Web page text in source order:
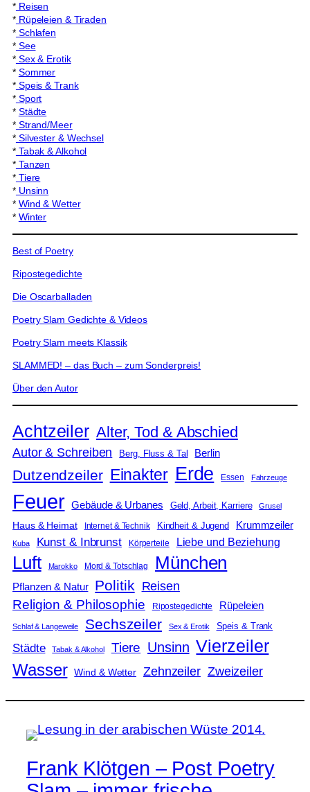
*Reisen
*Rüpeleien & Tiraden
*Schlafen
*See
*Sex & Erotik
* Sommer
*Speis & Trank
*Sport
* Städte
*Strand/Meer
*Silvester & Wechsel
*Tabak & Alkohol
*Tanzen
*Tiere
*Unsinn
* Wind & Wetter
* Winter
Best of Poetry
Ripostegedichte
Die Oscarballaden
Poetry Slam Gedichte & Videos
Poetry Slam meets Klassik
SLAMMED! – das Buch – zum Sonderpreis!
Über den Autor
Achtzeiler Alter, Tod & Abschied
Autor & Schreiben Berg, Fluss & Tal Berlin
Dutzendzeiler Einakter Erde Essen Fahrzeuge
Feuer Gebäude & Urbanes Geld, Arbeit, Karriere Grusel
Haus & Heimat Internet & Technik Kindheit & Jugend Krummzeiler
Kuba Kunst & Inbrunst Körperteile Liebe und Beziehung
Luft Marokko Mord & Totschlag München
Pflanzen & Natur Politik Reisen
Religion & Philosophie Ripostegedichte Rüpeleien
Schlaf & Langeweile Sechszeiler Sex & Erotik Speis & Trank
Städte Tabak & Alkohol Tiere Unsinn Vierzeiler
Wasser Wind & Wetter Zehnzeiler Zweizeiler
Frank Klötgen – Post Poetry